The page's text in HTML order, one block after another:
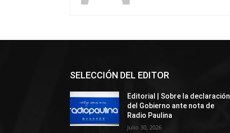
SELECCIÓN DEL EDITOR
Editorial | Sobre la declaración
del Gobierno ante nota de
Radio Paulina
Julio 30, 2026